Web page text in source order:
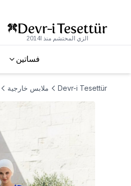
الزي المحتشم منذ 2014l
فساتين
Devr-i Tesettür ملابس خارجية